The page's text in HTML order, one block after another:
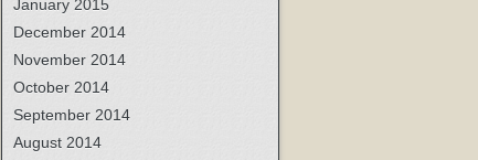
January 2015
December 2014
November 2014
October 2014
September 2014
August 2014